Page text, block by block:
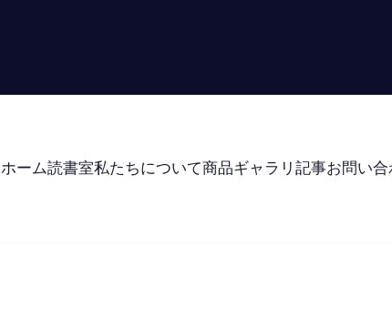
ホーム読書室私たちについて商品ギャラリ 記事お問い合